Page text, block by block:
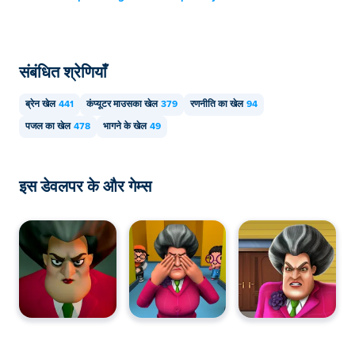
संबंधित श्रेणियाँ
ब्रेन खेल 441 कंप्यूटर माउसका खेल 379 रणनीति का खेल 94
पजल का खेल 478 भागने के खेल 49
इस डेवलपर के और गेम्स